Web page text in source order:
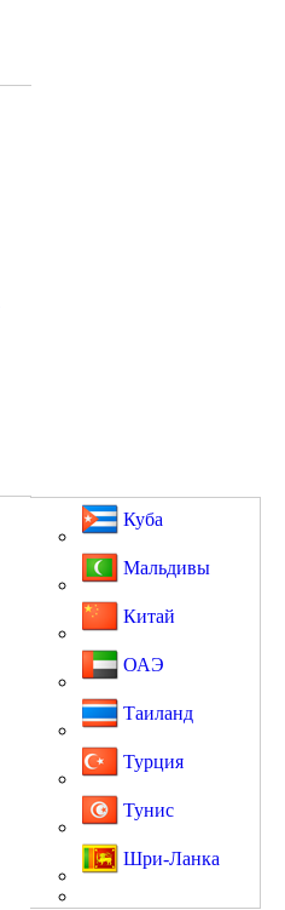
Куба
Мальдивы
Китай
ОАЭ
Таиланд
Турция
Тунис
Шри-Ланка